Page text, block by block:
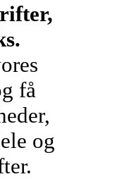
få
og